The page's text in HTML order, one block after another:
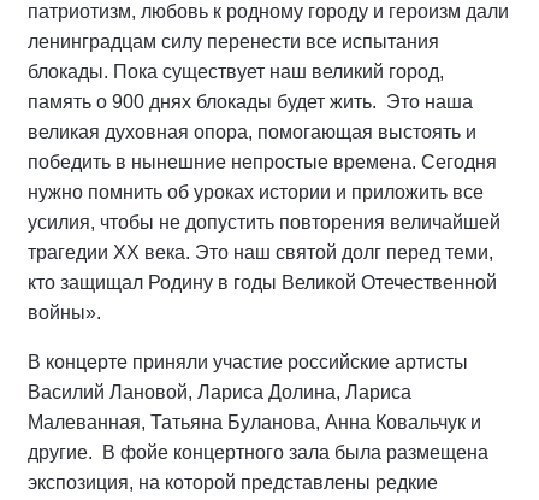
патриотизм, любовь к родному городу и героизм дали
ленинградцам силу перенести все испытания
блокады. Пока существует наш великий город,
память о 900 днях блокады будет жить. Это наша
великая духовная опора, помогающая выстоять и
победить в нынешние непростые времена. Сегодня
нужно помнить об уроках истории и приложить все
усилия, чтобы не допустить повторения величайшей
трагедии XX века. Это наш святой долг перед теми,
кто защищал Родину в годы Великой Отечественной
войны».
В концерте приняли участие российские артисты
Василий Лановой, Лариса Долина, Лариса
Малеванная, Татьяна Буланова, Анна Ковальчук и
другие. В фойе концертного зала была размещена
экспозиция, на которой представлены редкие